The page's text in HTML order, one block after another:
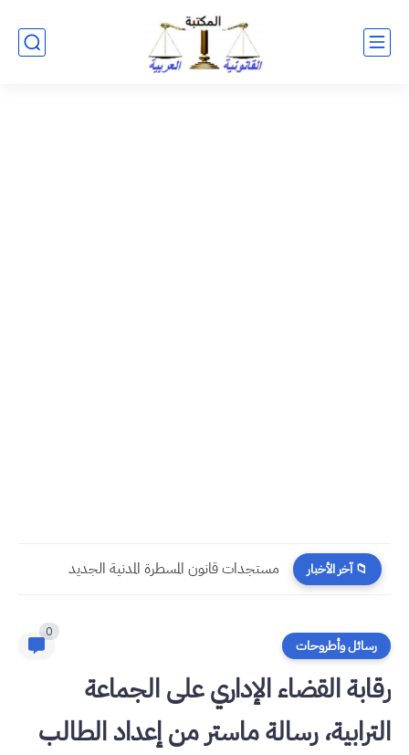
📁 آخر الأخبار مستجدات قانون المسطرة المدنية الجديد
رسائل وأطروحات
0
رقابة القضاء الإداري على الجماعة
الترابية، رسالة ماستر من إعداد الطالب